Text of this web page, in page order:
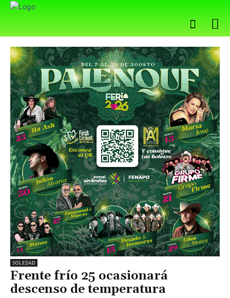
SOLEDAD
Frente frío 25 ocasionará
descenso de temperatura